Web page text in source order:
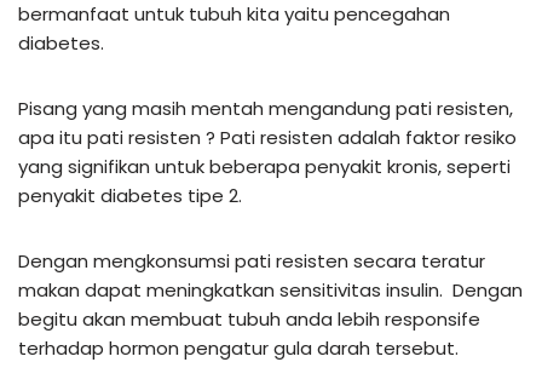
bermanfaat untuk tubuh kita yaitu pencegahan
diabetes.
Pisang yang masih mentah mengandung pati resisten,
apa itu pati resisten ? Pati resisten adalah faktor resiko
yang signifikan untuk beberapa penyakit kronis, seperti
penyakit diabetes tipe 2.
Dengan mengkonsumsi pati resisten secara teratur
makan dapat meningkatkan sensitivitas insulin. Dengan
begitu akan membuat tubuh anda lebih responsife
terhadap hormon pengatur gula darah tersebut.